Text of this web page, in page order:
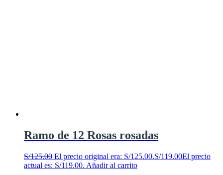
Ramo de 12 Rosas rosadas
S/125.00 El precio original era: S/125.00.S/119.00El precio
actual es: S/119.00. Añadir al carrito